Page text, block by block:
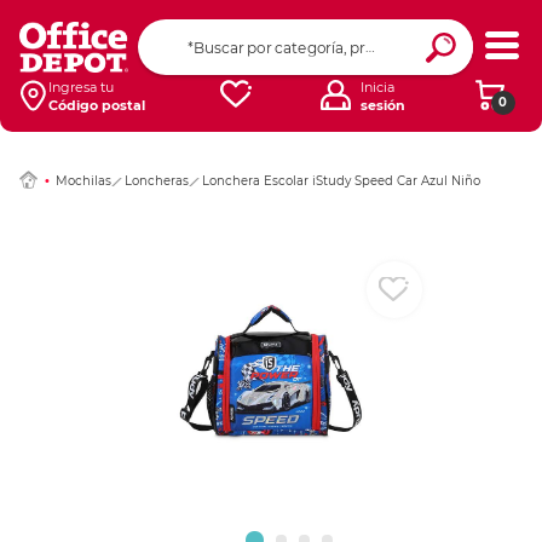
Ingresa tu
Código postal
0
Inicia
sesión
Mochilas Loncheras Lonchera Escolar iStudy Speed Car Azul Niño
Ingresar Codigo